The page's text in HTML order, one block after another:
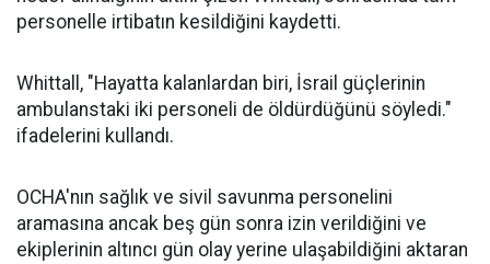
personelle irtibatın kesildiğini kaydetti.
Whittall, "Hayatta kalanlardan biri, İsrail güçlerinin
ambulanstaki iki personeli de öldürdüğünü söyledi."
ifadelerini kullandı.
OCHA'nın sağlık ve sivil savunma personelini
aramasına ancak beş gün sonra izin verildiğini ve
ekiplerinin altıncı gün olay yerine ulaşabildiğini aktaran